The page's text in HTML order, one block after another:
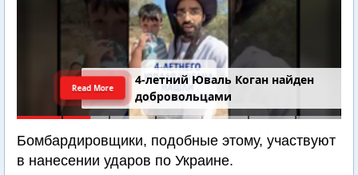
4-летний Юваль Коган найден
добровольцами
Read More
Бомбардировщики, подобные этому, участвуют
в нанесении ударов по Украине.